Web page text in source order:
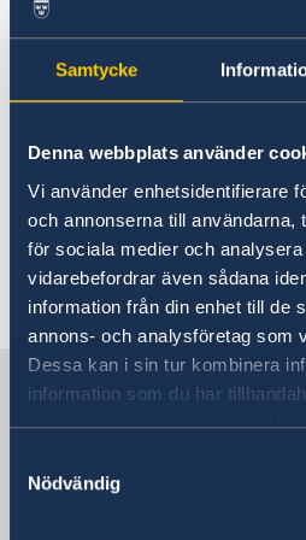
Samtycke
Denna webbplats använder
Vi använder enhetsidentifierare
och annonserna till användarna,
för sociala medier och
vidarebefordrar även sådana
information från din enhet till de
annons- och analysföretag som
Dessa kan i sin tur kombinera
information som du har
samlat in när du har använt
Nödvändig
besöker landet regelbundet.
Kansliet för stöd till mindre
utrikesdepartementet i
sakfrågor. Det finns ett
se kontaktinformation
Senast uppdaterad 19 dec.
Sverige i Bulgarien
SVERIGES AMBASSAD